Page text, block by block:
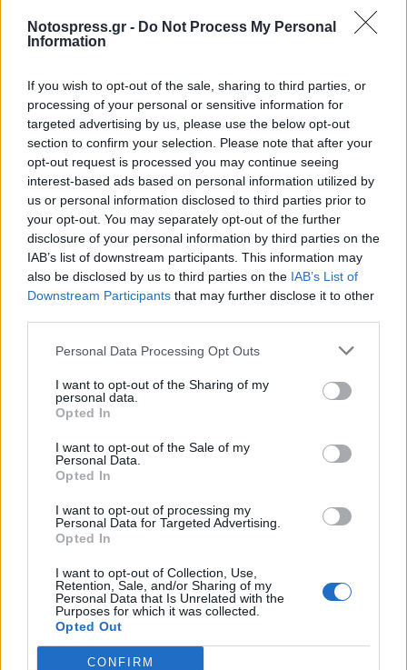
Notospress.gr - Do Not Process My Personal
Information
If you wish to opt-out of the sale, sharing to third parties, or
processing of your personal or sensitive information for
targeted advertising by us, please use the below opt-out
section to confirm your selection. Please note that after your
opt-out request is processed you may continue seeing
interest-based ads based on personal information utilized by
us or personal information disclosed to third parties prior to
your opt-out. You may separately opt-out of the further
disclosure of your personal information by third parties on the
IAB’s list of downstream participants. This information may
also be disclosed by us to third parties on the IAB’s List of
Downstream Participants that may further disclose it to other
Personal Data Processing Opt Outs
I want to opt-out of the Sharing of my
personal data.
Opted In
I want to opt-out of the Sale of my
Personal Data.
Opted In
I want to opt-out of processing my
Personal Data for Targeted Advertising.
Opted In
I want to opt-out of Collection, Use,
Retention, Sale, and/or Sharing of my
Personal Data that Is Unrelated with the
Purposes for which it was collected.
Opted Out
CONFIRM
Δυτική Μάνη: Συνεχίζονται οι
προφεστιβαλικές δράσεις του 3ου Kardamili
Art Doc Festival
05/08/2026 20:32
προστασίας και ανάδειξης μνημείων
05/08/2026 19:22